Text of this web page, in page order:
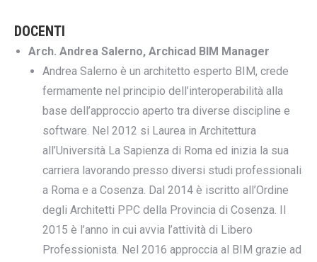
DOCENTI
Arch. Andrea Salerno, Archicad BIM Manager
Andrea Salerno è un architetto esperto BIM, crede
fermamente nel principio dell’interoperabilità alla
base dell’approccio aperto tra diverse discipline e
software. Nel 2012 si Laurea in Architettura
all’Università La Sapienza di Roma ed inizia la sua
carriera lavorando presso diversi studi professionali
a Roma e a Cosenza. Dal 2014 è iscritto all’Ordine
degli Architetti PPC della Provincia di Cosenza. Il
2015 è l’anno in cui avvia l’attività di Libero
Professionista. Nel 2016 approccia al BIM grazie ad